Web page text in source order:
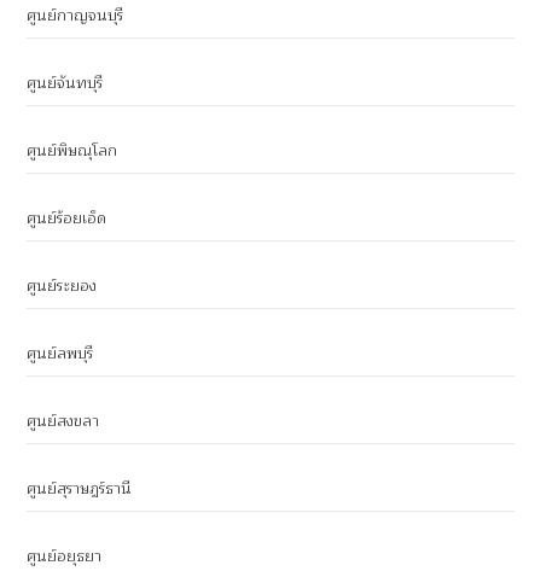
ศูนย์กาญจนบุรี
ศูนย์จันทบุรี
ศูนย์พิษณุโลก
ศูนย์ร้อยเอ็ด
ศูนย์ระยอง
ศูนย์ลพบุรี
ศูนย์สงขลา
ศูนย์สุราษฎร์ธานี
ศูนย์อยุธยา